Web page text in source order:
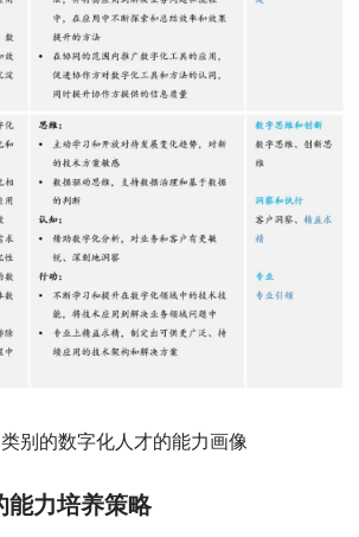
别的数字化人才的能力画像
能力培养策略